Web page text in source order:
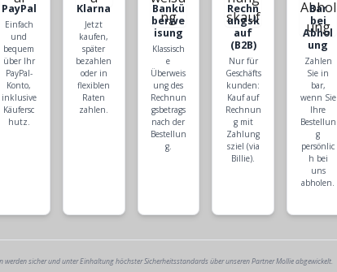
PayPal
Einfach
und
bequem
über Ihr
PayPal-
Konto,
inklusive
Käufersc
hutz.
Klarna
Jetzt
kaufen,
später
bezahlen
oder in
flexiblen
Raten
zahlen.
Bankü
berwe
isung
Klassisch
e
Überweis
ung des
Rechnun
gsbetrags
nach der
Bestellun
g.
Rechn
ungsk
auf
(B2B)
Nur für
Geschäfts
kunden:
Kauf auf
Rechnun
g mit
Zahlung
sziel (via
Billie).
Bar
bei
Abhol
ung
Zahlen
Sie in
bar,
wenn Sie
Ihre
Bestellun
g
persönlic
h bei
uns
abholen.
werden sicher und unter Einhaltung höchster Sicherheitsstandards über unseren Partner Mollie abgewickelt.